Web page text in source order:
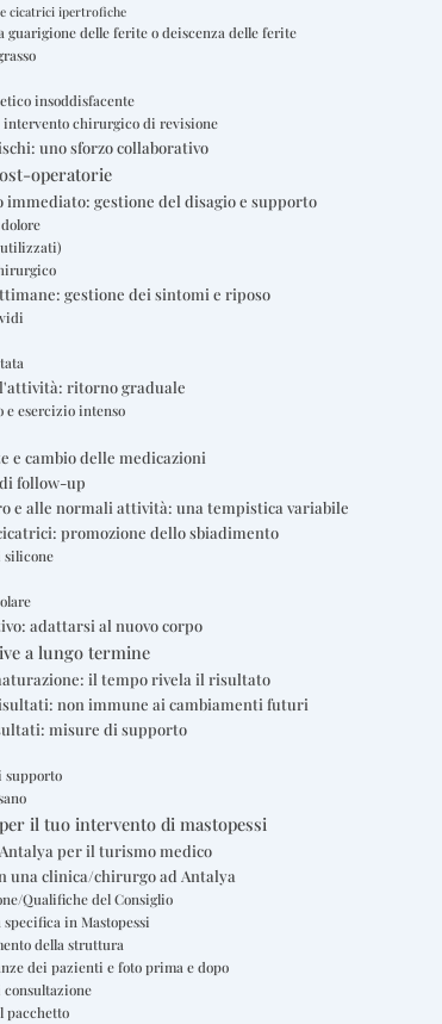
cicatrici ipertrofiche
guarigione delle ferite o deiscenza delle ferite
insoddisfacente
intervento chirurgico di revisione
uno sforzo collaborativo
operatorie
immediato: gestione del disagio e supporto
gestione dei sintomi e riposo
ritorno graduale
e esercizio intenso
e cambio delle medicazioni
follow-up
e alle normali attività: una tempistica variabile
promozione dello sbiadimento
silicone
adattarsi al nuovo corpo
a lungo termine
il tempo rivela il risultato
non immune ai cambiamenti futuri
misure di supporto
supporto
il tuo intervento di mastopessi
per il turismo medico
una clinica/chirurgo ad Antalya
Qualifiche del Consiglio
specifica in Mastopessi
della struttura
dei pazienti e foto prima e dopo
consultazione
pacchetto